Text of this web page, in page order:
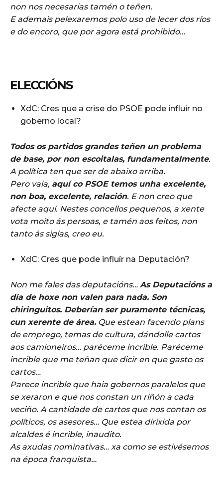
non nos necesarias tamén o teñen.
E ademais pelexaremos polo uso de lecer dos ríos
e do encoro, que por agora está prohibido…
ELECCIÓNS
XdC: Cres que a crise do PSOE pode influir no
goberno local?
Todos os partidos grandes teñen un problema
de base, por non escoitalas, fundamentalmente.
A política ten que ser de abaixo arriba.
Pero vaia, aquí co PSOE temos unha excelente,
non boa, excelente, relación. E non creo que
afecte aquí. Nestes concellos pequenos, a xente
vota moito ás persoas, e tamén aos feitos, non
tanto ás siglas, creo eu.
XdC: Cres que pode influír na Deputación?
Non me fales das deputacións… As Deputacións a
día de hoxe non valen para nada. Son
chiringuitos. Deberían ser puramente técnicas,
cun xerente de área. Que estean facendo plans
de emprego, temas de cultura, dándolle cartos
aos camioneiros… paréceme incrible. Paréceme
incrible que me teñan que dicir en que gasto os
cartos…
Parece incrible que haia gobernos paralelos que
se xeraron e que nos constan un riñón a cada
veciño. A cantidade de cartos que nos contan os
políticos, os asesores… Que estea dirixida por
alcaldes é incrible, inaudito.
As axudas nominativas… xa como se estivésemos
na época franquista…